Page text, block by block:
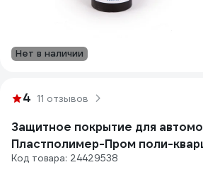
Нет в наличии
4 11 отзывов
Защитное покрытие для
Пластполимер-Пром поли-
Код товара: 24429538